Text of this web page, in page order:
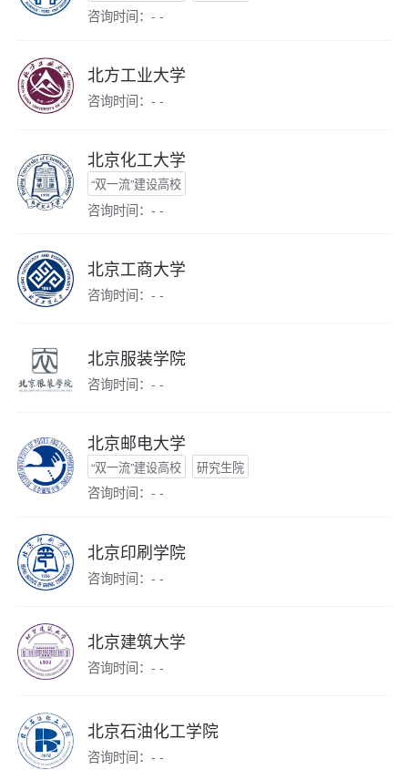
咨询时间：- -
北方工业大学
咨询时间：- -
北京化工大学
“双一流”建设高校
咨询时间：- -
北京工商大学
咨询时间：- -
北京服装学院
咨询时间：- -
北京邮电大学
“双一流”建设高校 研究生院
咨询时间：- -
北京印刷学院
咨询时间：- -
北京建筑大学
咨询时间：- -
北京石油化工学院
咨询时间：- -